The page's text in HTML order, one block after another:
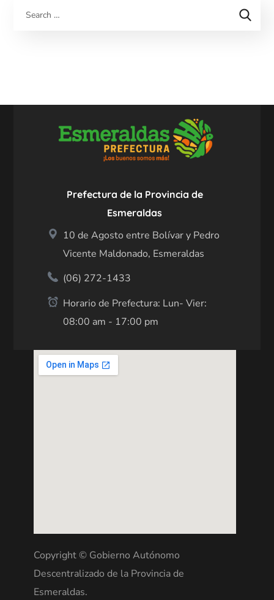
Prefectura de la Provincia de
Esmeraldas
10 de Agosto entre Bolívar y Pedro
Vicente Maldonado, Esmeraldas
(06) 272-1433
Horario de Prefectura: Lun- Vier:
08:00 am - 17:00 pm
Copyright © Gobierno Autónomo
Descentralizado de la Provincia de
Esmeraldas.